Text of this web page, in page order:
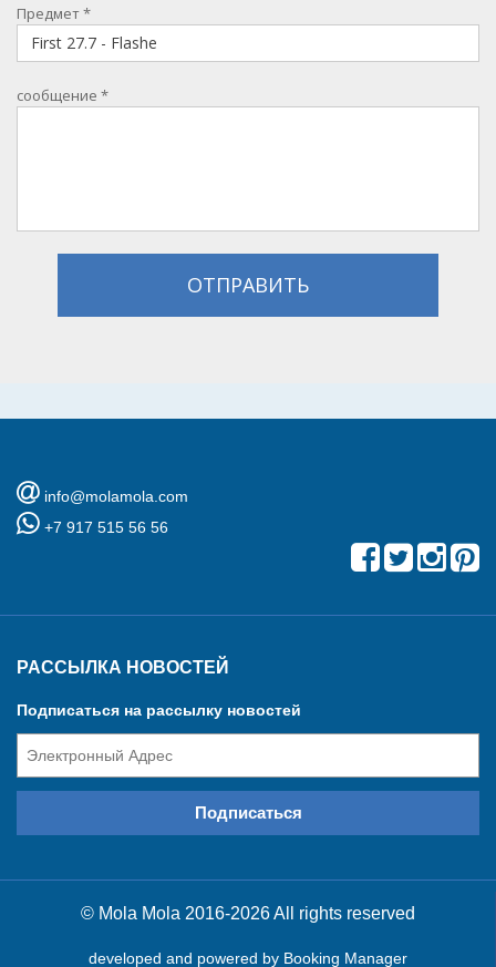
Предмет*
сообщение *
ОТПРАВИТЬ
info@molamola.com
+7 917 515 56 56
РАССЫЛКА НОВОСТЕЙ
Подписаться на рассылку новостей
© Mola Mola 2016-2026 All rights reserved
developed and powered by Booking Manager